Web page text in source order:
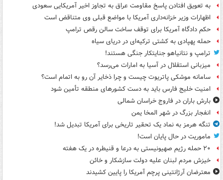
به تعویق افتادن پاسخ مقاومت عراق به تجاوز اخیر آمریکایی سعودی
اظهارات وزیر خزانه‌داری آمریکا با مواضع قبلی وی متناقض است
حکم دادگاه آمریکا برای توقف ساخت سالن رقص ترامپ
حمله پهپادی به کشتی ترکیه‌ای در دریای سیاه
ترامپ و نتانیاهو جنایتکار جنگی هستند!
میزبانی استقلال در آسیا به امارات می‌رسد؟
سامانه موشکی پاتریوت چیست و چرا ذخایر آن رو به اتمام است؟
امنیت خلیج فارس باید به دست کشورهای منطقه تأمین شود
بارش باران در فاروج خراسان شمالی
انفجار بزرگ در شهر المخا یمن
تنگه هرمز به نماد یک تحقیر تاریخی برای آمریکا تبدیل شد!
ماموریت در حال پایان است!
۲۰ حمله رژیم صهیونیستی به درعا و قنیطره در یک هفته
خیزش مردم لبنان علیه دولت سازشکار و خائن
معترضان آرژانتینی پرچم آمریکا را پایین کشیدند